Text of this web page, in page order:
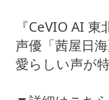
『CeVIO AI
声優「茜屋日
愛らしい声が特